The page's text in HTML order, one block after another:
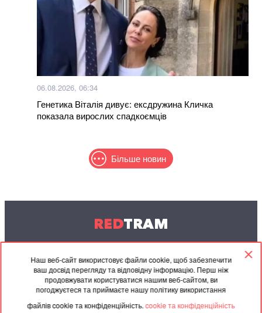
Наш веб-сайт використовує файли cookie, щоб забезпечити
ваш досвід перегляду та відповідну інформацію. Перш ніж
продовжувати користуватися нашим веб-сайтом, ви
погоджуєтеся та приймаєте нашу політику використання
файлів cookie та конфіденційність.cookie та конфіденційність
06.08.2026, 06:34
Генетика Віталія дивує: ексдружина Кличка
показала вирослих спадкоємців
Більше новин
REDTRAM
© 2004-2026 Redtram, Ltd.
Співпраця
Партнерські
матеріали
Архів
Угода
Контакти